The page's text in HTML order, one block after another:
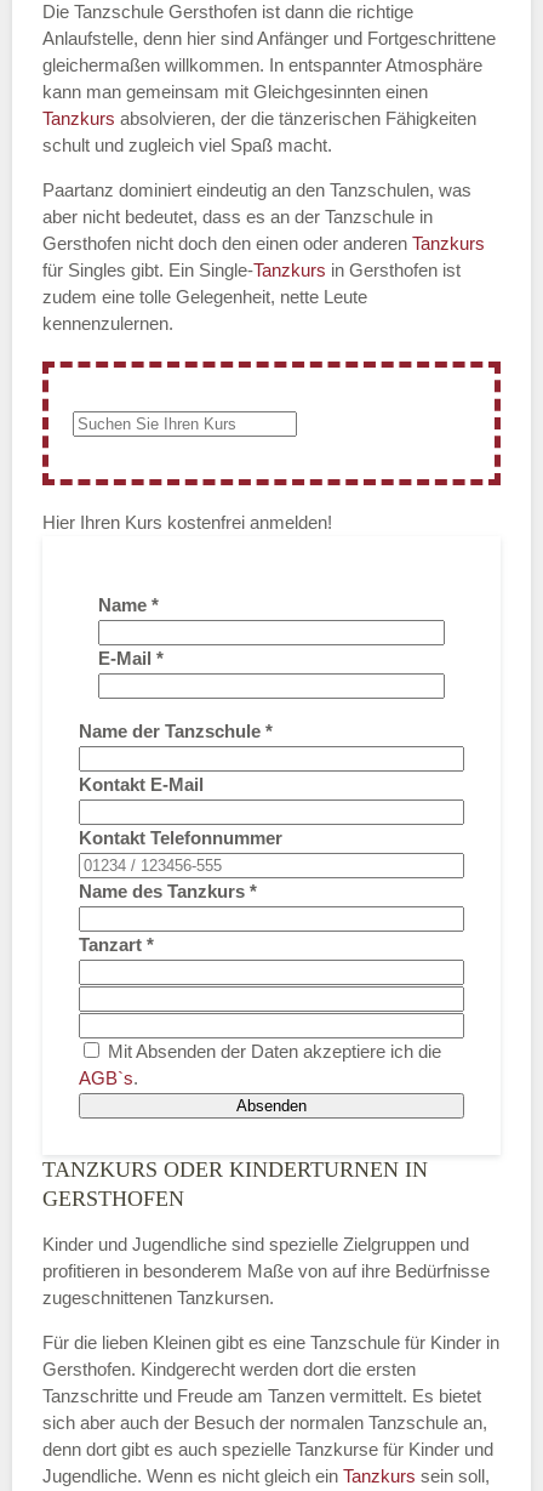
Die Tanzschule Gersthofen ist dann die richtige
Anlaufstelle, denn hier sind Anfänger und Fortgeschrittene
gleichermaßen willkommen. In entspannter Atmosphäre
kann man gemeinsam mit Gleichgesinnten einen
Tanzkurs absolvieren, der die tänzerischen Fähigkeiten
schult und zugleich viel Spaß macht.
Paartanz dominiert eindeutig an den Tanzschulen, was
aber nicht bedeutet, dass es an der Tanzschule in
Gersthofen nicht doch den einen oder anderen Tanzkurs
für Singles gibt. Ein Single-Tanzkurs in Gersthofen ist
zudem eine tolle Gelegenheit, nette Leute
kennenzulernen.
Hier Ihren Kurs kostenfrei anmelden!
Name *
E-Mail *
Name der Tanzschule *
Kontakt E-Mail
Kontakt Telefonnummer
Name des Tanzkurs *
Tanzart *
Mit Absenden der Daten akzeptiere ich die
AGB`s.
Absenden
TANZKURS ODER KINDERTURNEN IN
GERSTHOFEN
Kinder und Jugendliche sind spezielle Zielgruppen und
profitieren in besonderem Maße von auf ihre Bedürfnisse
zugeschnittenen Tanzkursen.
Für die lieben Kleinen gibt es eine Tanzschule für Kinder in
Gersthofen. Kindgerecht werden dort die ersten
Tanzschritte und Freude am Tanzen vermittelt. Es bietet
sich aber auch der Besuch der normalen Tanzschule an,
denn dort gibt es auch spezielle Tanzkurse für Kinder und
Jugendliche. Wenn es nicht gleich ein Tanzkurs sein soll,